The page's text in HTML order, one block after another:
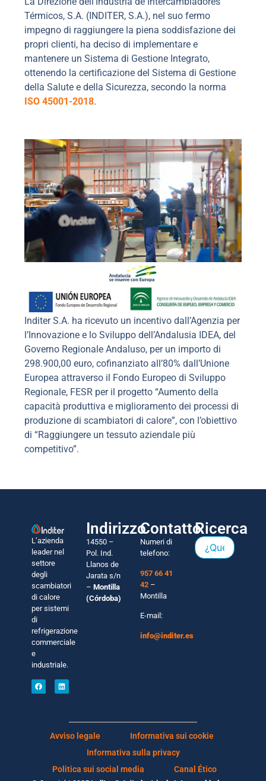
Térmicos, S.A. (INDITER, S.A.), nel suo fermo
impegno di raggiungere la piena soddisfazione dei
propri clienti, ha deciso di implementare e
mantenere un Sistema di Gestione Integrato,
ottenendo la certificazione del Sistema di Gestione
della Salute e della Sicurezza, secondo la norma
ISO 45001-2018.
Inditer S.A. ha ricevuto un incentivo dall’Agenzia per
l’Innovazione e lo Sviluppo dell’Andalusia IDEA, del
Governo Regionale Andaluso, per un importo di
298.900,00 euro, cofinanziato all’80% dall’Unione
Europea attraverso il Fondo Europeo di Sviluppo
Regionale, FESR per il progetto “Aumento della
capacità produttiva e miglioramento dei processi di
produzione di scambiatori di calore”, con l’obiettivo
di “Raggiungere un tessuto aziendale più
competitivo”.
L’azienda
leader nel
settore
degli
scambiatori
di calore
per sistemi
di
refrigerazione
commerciale
e
industriale.
Indirizzo
14550 –
Pol. Ind.
Llanos de
Jarata s/n
– Montilla
(Córdoba)
Contatto
Numeri di
telefono:
957 66 41
42 –
Montilla
E-mail:
info@inditer.es
Ricerca
Avviso legale
Informativa sui cookie
Informativa sulla privacy
Politica sui social media
Canal Ético